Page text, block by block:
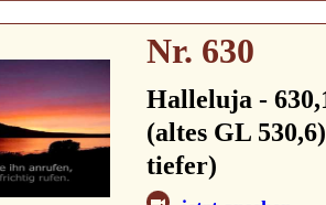
Nr. 630
Halleluja -
(altes GL
tiefer)